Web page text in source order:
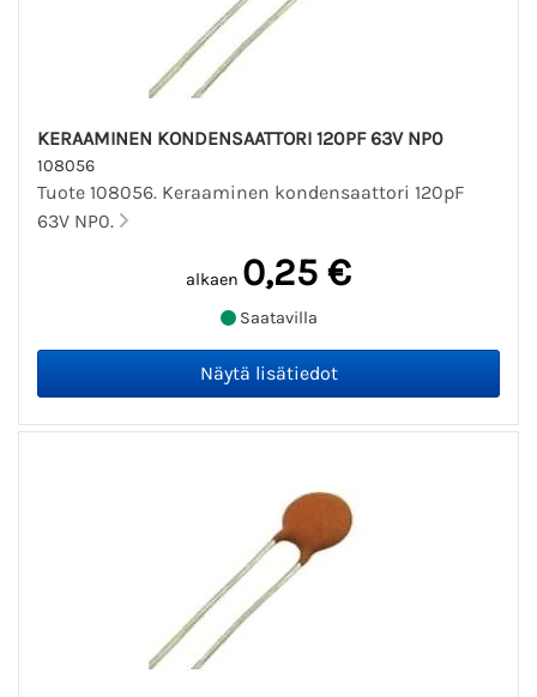
KERAAMINEN KONDENSAATTORI 120PF 63V NP0
108056
Tuote 108056. Keraaminen kondensaattori 120pF
63V NP0.
alkaen 0,25 €
Saatavilla